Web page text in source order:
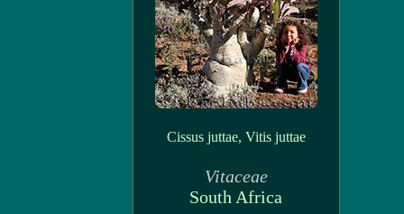
Cissus juttae, Vitis juttae
Vitaceae
South Africa